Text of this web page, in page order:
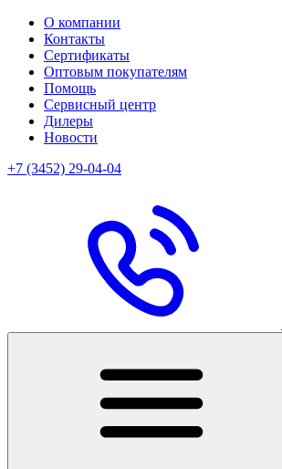
О компании
Контакты
Сертификаты
Оптовым покупателям
Помощь
Сервисный центр
Дилеры
Новости
+7 (3452) 29-04-04